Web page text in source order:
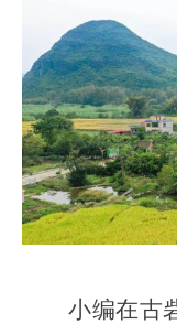
小编在古